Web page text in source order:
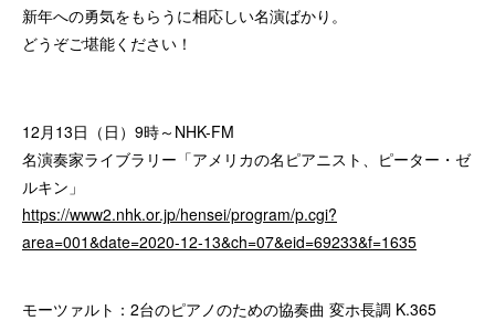
新年への勇気をもらうに相応しい名演ばかり。
どうぞご堪能ください！
12月13日（日）9時～NHK-FM
名演奏家ライブラリー「アメリカの名ピアニスト、ピーター・ゼ
ルキン」
https://www2.nhk.or.jp/hensei/program/p.cgi?
area=001&date=2020-12-13&ch=07&eid=69233&f=1635
モーツァルト：2台のピアノのための協奏曲 変ホ長調 K.365